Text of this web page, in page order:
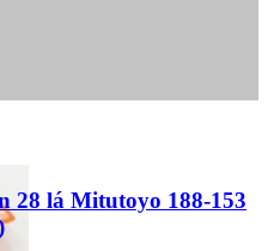
28 lá Mitutoyo 188-153